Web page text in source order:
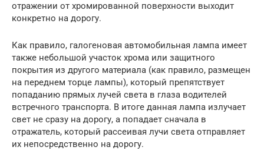
отражении от хромированной поверхности выходит
конкретно на дорогу.
Как правило, галогеновая автомобильная лампа имеет
также небольшой участок хрома или защитного
покрытия из другого материала (как правило, размещен
на переднем торце лампы), который препятствует
попаданию прямых лучей света в глаза водителей
встречного транспорта. В итоге данная лампа излучает
свет не сразу на дорогу, а попадает сначала в
отражатель, который рассеивая лучи света отправляет
их непосредственно на дорогу.